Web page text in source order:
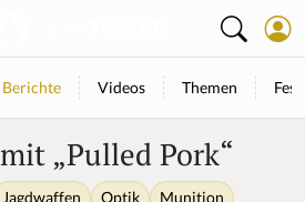
Berichte Videos Themen
„Pulled Pork“
Jagdwaffen Optik
Munition